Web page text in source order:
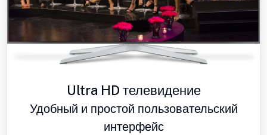
Ultra HD телевидение
Удобный и простой пользовательский
интерфейс